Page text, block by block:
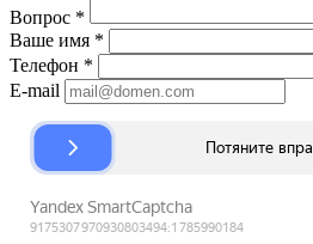
Вопрос *
Ваше имя *
Телефон *
E-mail